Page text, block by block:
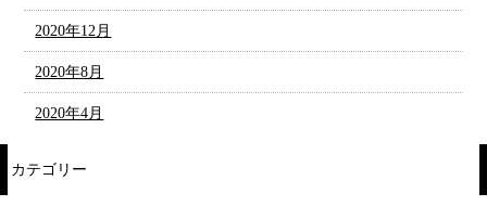
2020年12月
2020年8月
2020年4月
カテゴリー